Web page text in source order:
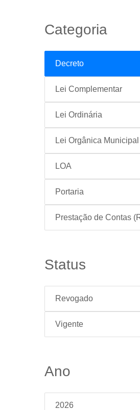
Categoria
Decreto
Lei Complementar
Lei Ordinária
Lei Orgânica Municipal
LOA
Portaria
Prestação de Contas
Status
Revogado
Vigente
Ano
2026